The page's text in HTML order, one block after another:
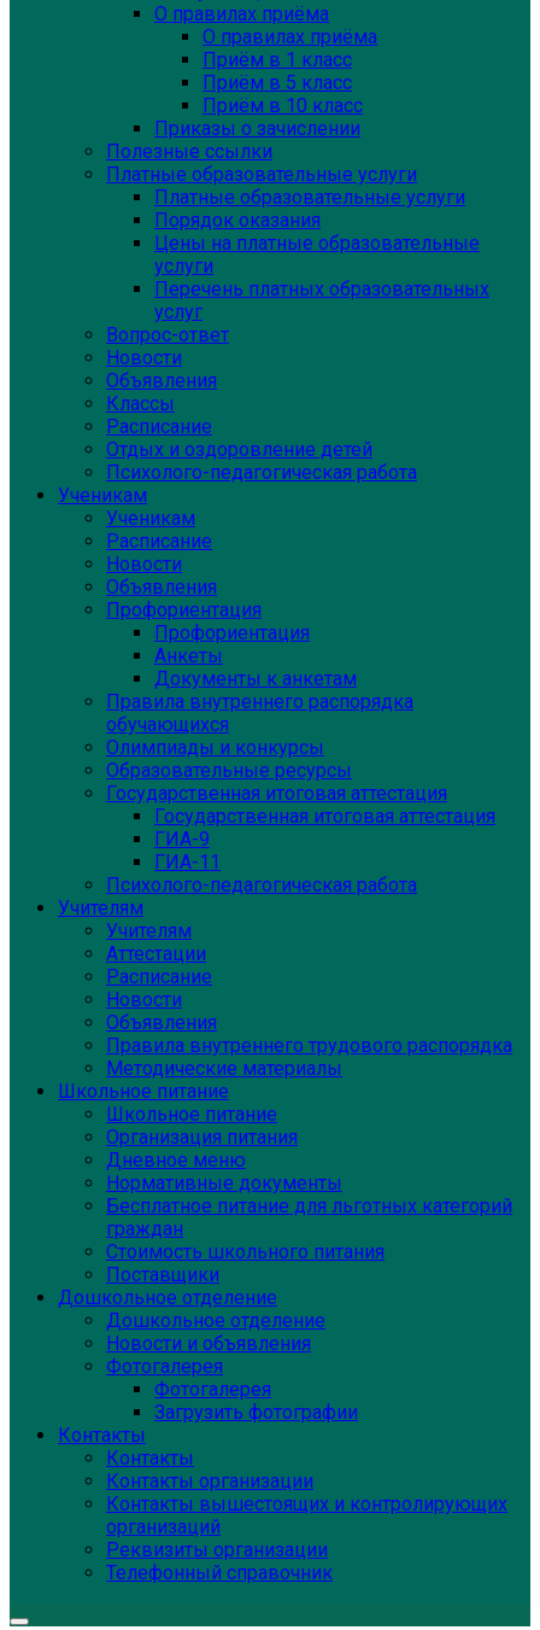
О правилах приёма
О правилах приёма
Приём в 1 класс
Приём в 5 класс
Приём в 10 класс
Приказы о зачислении
Полезные ссылки
Платные образовательные услуги
Платные образовательные услуги
Порядок оказания
Цены на платные образовательные
услуги
Перечень платных образовательных
услуг
Вопрос-ответ
Новости
Объявления
Классы
Расписание
Отдых и оздоровление детей
Психолого-педагогическая работа
Ученикам
Ученикам
Расписание
Новости
Объявления
Профориентация
Профориентация
Анкеты
Документы к анкетам
Правила внутреннего распорядка
обучающихся
Олимпиады и конкурсы
Образовательные ресурсы
Государственная итоговая аттестация
Государственная итоговая аттестация
ГИА-9
ГИА-11
Психолого-педагогическая работа
Учителям
Учителям
Аттестации
Расписание
Новости
Объявления
Правила внутреннего трудового распорядка
Методические материалы
Школьное питание
Школьное питание
Организация питания
Дневное меню
Нормативные документы
Бесплатное питание для льготных категорий
граждан
Стоимость школьного питания
Поставщики
Дошкольное отделение
Дошкольное отделение
Новости и объявления
Фотогалерея
Фотогалерея
Загрузить фотографии
Контакты
Контакты
Контакты организации
Контакты вышестоящих и контролирующих
организаций
Реквизиты организации
Телефонный справочник